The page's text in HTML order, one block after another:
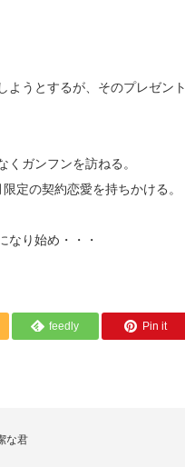
ようとするが、そのプレゼント
ガンフンを訪ねる。
定の契約恋愛を持ちかける。
なり始め・・・
feedly Pin it
な君